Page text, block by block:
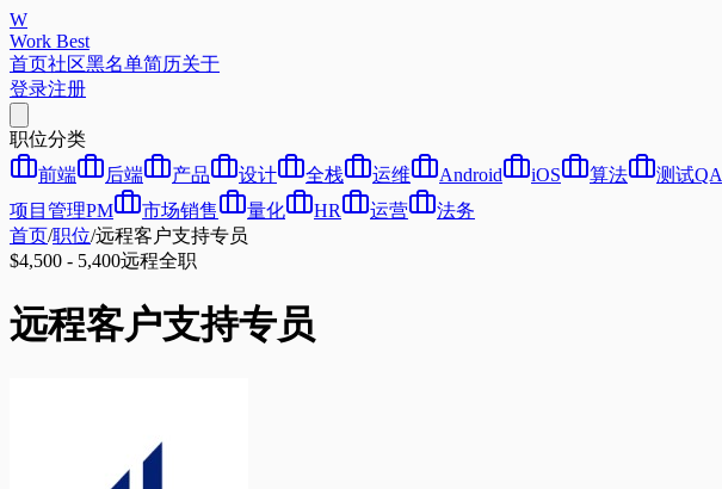
W
Work Best
首页社区黑名单简历关于
登录注册
职位分类
前端
后端 产品 设计 全栈 运维 Android iOS 算法 测试QA
项目管理PM
市场销售 量化 HR 运营
法务
首页/职位/远程客户支持专员
$4,500 - 5,400远程全职
远程客户支持专员